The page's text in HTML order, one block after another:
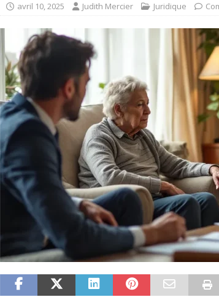
avril 10, 2025 Judith Mercier Juridique